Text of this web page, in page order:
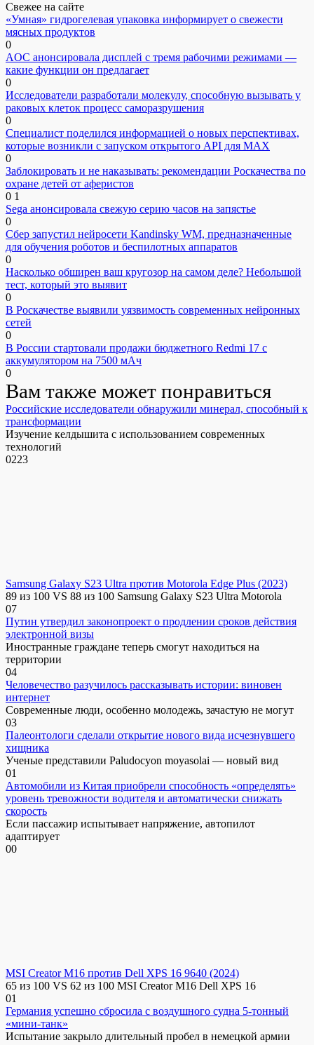
Свежее на сайте
«Умная» гидрогелевая упаковка информирует о свежести
мясных продуктов
0
AOC анонсировала дисплей с тремя рабочими режимами —
какие функции он предлагает
0
Исследователи разработали молекулу, способную вызывать у
раковых клеток процесс саморазрушения
0
Специалист поделился информацией о новых перспективах,
которые возникли с запуском открытого API для МАХ
0
Заблокировать и не наказывать: рекомендации Роскачества по
охране детей от аферистов
0 1
Sega анонсировала свежую серию часов на запястье
0
Сбер запустил нейросети Kandinsky WM, предназначенные
для обучения роботов и беспилотных аппаратов
0
Насколько обширен ваш кругозор на самом деле? Небольшой
тест, который это выявит
0
В Роскачестве выявили уязвимость современных нейронных
сетей
0
В России стартовали продажи бюджетного Redmi 17 с
аккумулятором на 7500 мАч
0
Вам также может понравиться
Российские исследователи обнаружили минерал, способный к
трансформации
Изучение келдышита с использованием современных
технологий
0223
Samsung Galaxy S23 Ultra против Motorola Edge Plus (2023)
89 из 100 VS 88 из 100 Samsung Galaxy S23 Ultra Motorola
07
Путин утвердил законопроект о продлении сроков действия
электронной визы
Иностранные граждане теперь смогут находиться на
территории
04
Человечество разучилось рассказывать истории: виновен
интернет
Современные люди, особенно молодежь, зачастую не могут
03
Палеонтологи сделали открытие нового вида исчезнувшего
хищника
Ученые представили Paludocyon moyasolai — новый вид
01
Автомобили из Китая приобрели способность «определять»
уровень тревожности водителя и автоматически снижать
скорость
Если пассажир испытывает напряжение, автопилот
адаптирует
00
MSI Creator M16 против Dell XPS 16 9640 (2024)
65 из 100 VS 62 из 100 MSI Creator M16 Dell XPS 16
01
Германия успешно сбросила с воздушного судна 5-тонный
«мини-танк»
Испытание закрыло длительный пробел в немецкой армии